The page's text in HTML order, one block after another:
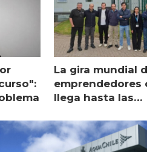
La gira mundial
emprendedores
llega hasta las
Escocia